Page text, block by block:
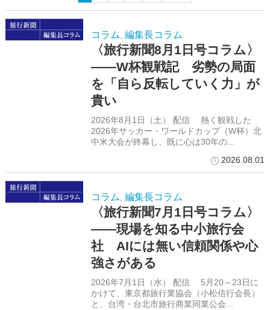
コラム, 編集長コラム
〈旅行新聞8月1日号コラム〉
――W杯観戦記 劣勢の局面
を「自ら反転していく力」が
貴い
2026年8月1日（土） 配信 熱く観戦した
2026年サッカー・ワールドカップ（W杯）北
中米大会が終幕し、既に心は30年の...
2026.08.01
コラム, 編集長コラム
〈旅行新聞7月1日号コラム〉
――現場を知る中小旅行会
社 AIには無い信頼関係や心
強さがある
2026年7月1日（水） 配信 5月20～23日に
かけて、東京都旅行業協会（小松信行会長）
と、台湾・台北市旅行商業同業公会...